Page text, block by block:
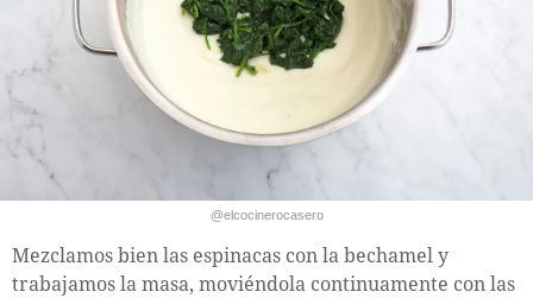
@elcocinerocasero
Mezclamos bien las espinacas con la bechamel y
trabajamos la masa, moviéndola continuamente con las